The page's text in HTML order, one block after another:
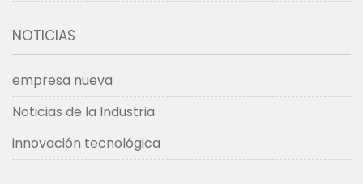
NOTICIAS
empresa nueva
Noticias de la Industria
innovación tecnológica